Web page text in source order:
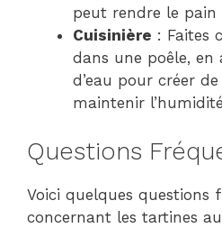
peut rendre le
Cuisinière : Faites
dans une poêle,
d’eau pour créer
maintenir
Questions
Voici quelques questions
concernant les tartines